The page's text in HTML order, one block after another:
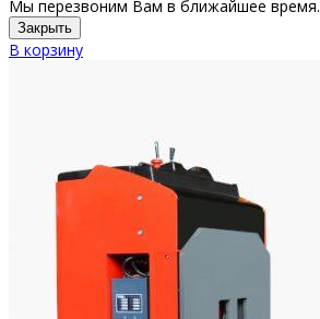
Мы перезвоним Вам в ближайшее время.
Закрыть
В корзину